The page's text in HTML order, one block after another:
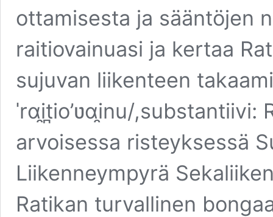
ottamisesta ja sääntöjen
raitiovainuasi ja kertaa
sujuvan liikenteen
ˈrɑi̯t̪io’ʋɑi̯nu/
arvoisessa risteyksessä
Liikenneympyrä
Ratikan turvallinen